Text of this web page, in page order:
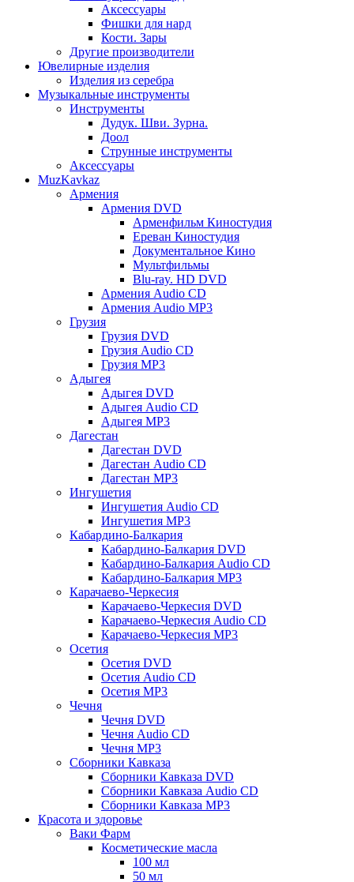
Аксессуары
Фишки для нард
Кости. Зары
Другие производители
Ювелирные изделия
Изделия из серебра
Музыкальные инструменты
Инструменты
Дудук. Шви. Зурна.
Доол
Струнные инструменты
Аксессуары
MuzKavkaz
Армения
Армения DVD
Арменфильм Киностудия
Ереван Киностудия
Документальное Кино
Мультфильмы
Blu-ray. HD DVD
Армения Audio CD
Армения Audio MP3
Грузия
Грузия DVD
Грузия Audio CD
Грузия MP3
Адыгея
Адыгея DVD
Адыгея Audio CD
Адыгея MP3
Дагестан
Дагестан DVD
Дагестан Audio CD
Дагестан MP3
Ингушетия
Ингушетия Audio CD
Ингушетия MP3
Кабардино-Балкария
Кабардино-Балкария DVD
Кабардино-Балкария Audio CD
Кабардино-Балкария MP3
Карачаево-Черкесия
Карачаево-Черкесия DVD
Карачаево-Черкесия Audio CD
Карачаево-Черкесия MP3
Осетия
Осетия DVD
Осетия Audio CD
Осетия MP3
Чечня
Чечня DVD
Чечня Audio CD
Чечня MP3
Сборники Кавказа
Сборники Кавказа DVD
Сборники Кавказа Audio CD
Сборники Кавказа MP3
Красота и здоровье
Ваки Фарм
Косметические масла
100 мл
50 мл